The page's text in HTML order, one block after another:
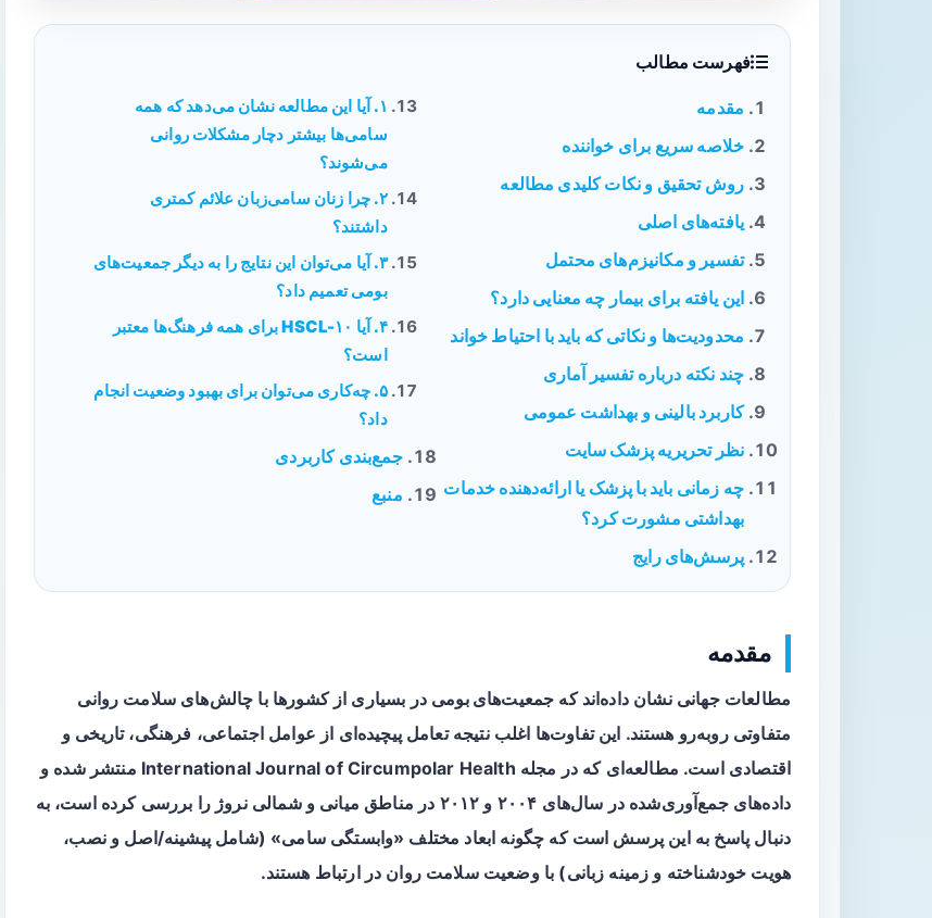
فهرست مطالب
مقدمه
خلاصه سریع برای خواننده
روش تحقیق و نکات کلیدی مطالعه
یافته‌های اصلی
تفسیر و مکانیزم‌های محتمل
این یافته برای بیمار چه معنایی دارد؟
محدودیت‌ها و نکاتی که باید با احتیاط خواند
چند نکته درباره تفسیر آماری
کاربرد بالینی و بهداشت عمومی
نظر تحریریه پزشک سایت
چه زمانی باید با پزشک یا ارائه‌دهنده خدمات
بهداشتی مشورت کرد؟
پرسش‌های رایج
۱. آیا این مطالعه نشان می‌دهد که همه
سامی‌ها بیشتر دچار مشکلات روانی
می‌شوند؟
۲. چرا زنان سامی‌زبان علائم کمتری
داشتند؟
۳. آیا می‌توان این نتایج را به دیگر جمعیت‌های
بومی تعمیم داد؟
۴. آیا HSCL-۱۰ برای همه فرهنگ‌ها معتبر
است؟
۵. چه‌کاری می‌توان برای بهبود وضعیت انجام
داد؟
جمع‌بندی کاربردی
منبع
مقدمه
مطالعات جهانی نشان داده‌اند که جمعیت‌های بومی در بسیاری از کشورها با چالش‌های سلامت روانی
متفاوتی روبه‌رو هستند. این تفاوت‌ها اغلب نتیجه تعامل پیچیده‌ای از عوامل اجتماعی، فرهنگی، تاریخی و
اقتصادی است. مطالعه‌ای که در مجله International Journal of Circumpolar Health منتشر شده و
داده‌های جمع‌آوری‌شده در سال‌های ۲۰۰۴ و ۲۰۱۲ در مناطق میانی و شمالی نروژ را بررسی کرده است، به
دنبال پاسخ به این پرسش است که چگونه ابعاد مختلف «وابستگی سامی» (شامل پیشینه/اصل و نصب،
هویت خودشناخته و زمینه زبانی) با وضعیت سلامت روان در ارتباط هستند.